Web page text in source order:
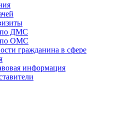
по ДМС
по ОМС
гражданина в сфере
информация